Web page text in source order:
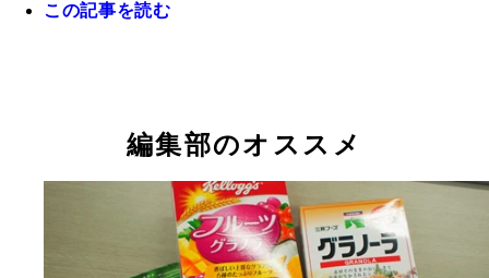
この記事を読む
編集部のオススメ